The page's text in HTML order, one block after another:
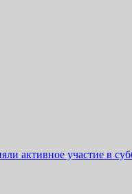
активное участие в